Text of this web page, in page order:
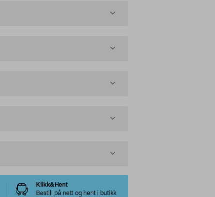
Klikk&Hent
Bestill på nett og hent i butikk